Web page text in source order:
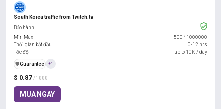
South Korea traffic from Twitch.tv
$ 0.87 / 1000
MUA NGAY
Bảo hành
Min Max
500 / 1000000
Thời gian bắt đầu
0-12 hrs
Tốc độ
up to 10K / day
️🛡️Guarantee +1